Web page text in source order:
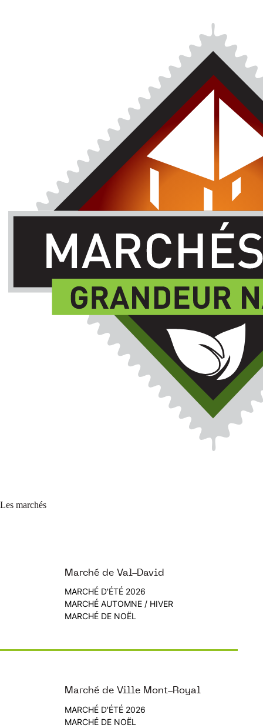
Les marchés
Marché de Val-David
MARCHÉ D'ÉTÉ 2026
MARCHÉ AUTOMNE / HIVER
MARCHÉ DE NOËL
Marché de Ville Mont-Royal
MARCHÉ D'ÉTÉ 2026
MARCHÉ DE NOËL